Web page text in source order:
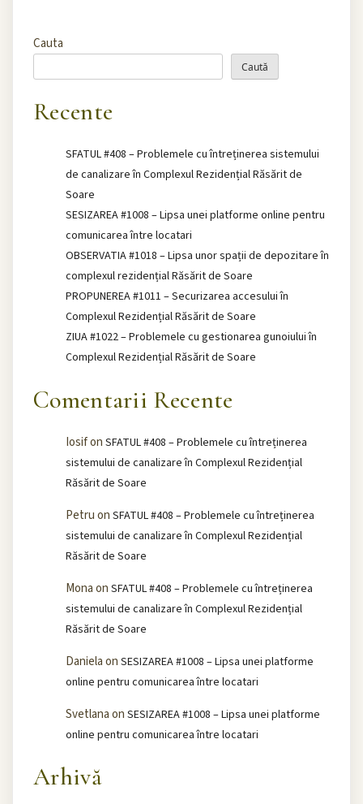
Cauta
Caută
Recente
SFATUL #408 – Problemele cu întreținerea sistemului
de canalizare în Complexul Rezidențial Răsărit de
Soare
SESIZAREA #1008 – Lipsa unei platforme online pentru
comunicarea între locatari
OBSERVATIA #1018 – Lipsa unor spații de depozitare în
complexul rezidențial Răsărit de Soare
PROPUNEREA #1011 – Securizarea accesului în
Complexul Rezidențial Răsărit de Soare
ZIUA #1022 – Problemele cu gestionarea gunoiului în
Complexul Rezidențial Răsărit de Soare
Comentarii Recente
Iosifon SFATUL #408 – Problemele cu întreținerea
sistemului de canalizare în Complexul Rezidențial
Răsărit de Soare
Petruon SFATUL #408 – Problemele cu întreținerea
sistemului de canalizare în Complexul Rezidențial
Răsărit de Soare
Monaon SFATUL #408 – Problemele cu întreținerea
sistemului de canalizare în Complexul Rezidențial
Răsărit de Soare
Danielaon SESIZAREA #1008 – Lipsa unei platforme
online pentru comunicarea între locatari
Svetlanaon SESIZAREA #1008 – Lipsa unei platforme
online pentru comunicarea între locatari
Arhivă